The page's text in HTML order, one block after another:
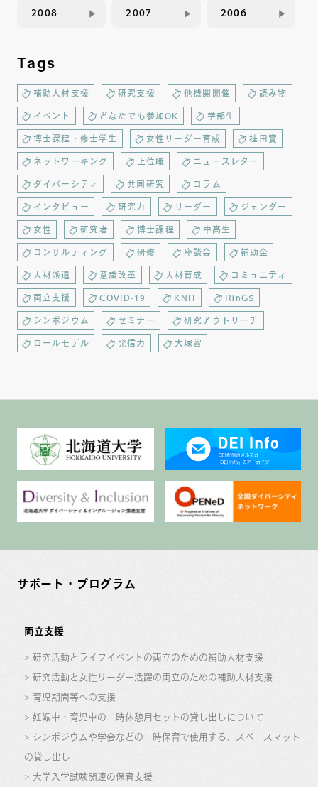
2008 2007 2006
Tags
補助人材支援 研究支援 他機関開催 読み物
イベント どなたでも参加OK 学部生
博士課程・修士学生 女性リーダー育成 桂田賞
ネットワーキング 上位職 ニュースレター
ダイバーシティ 共同研究 コラム
インタビュー 研究力 リーダー ジェンダー
女性 研究者 博士課程 中高生
コンサルティング 研修 座談会 補助金
人材派遣 意識改革 人材育成 コミュニティ
両立支援 COVID-19 KNIT RinGS
シンポジウム セミナー 研究アウトリーチ
ロールモデル 発信力 大塚賞
サポート・プログラム
両立支援
研究活動とライフイベントの両立のための補助人材支援
研究活動と女性リーダー活躍の両立のための補助人材支援
育児期間等への支援
妊娠中・育児中の一時休憩用セットの貸し出しについて
シンポジウムや学会などの一時保育で使用する、スペースマット
の貸し出し
大学入学試験関連の保育支援